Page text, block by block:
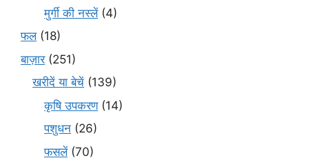
मुर्गी की नस्लें(4)
फल(18)
बाज़ार(251)
खरीदें या बेचें (139)
कृषि उपकरण(14)
पशुधन (26)
फसलें(70)